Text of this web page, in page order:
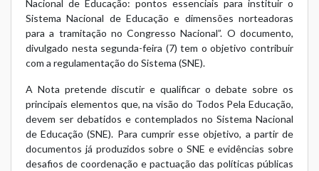
Nacional de Educação: pontos essenciais para instituir o
Sistema Nacional de Educação e dimensões norteadoras
para a tramitação no Congresso Nacional”. O documento,
divulgado nesta segunda-feira (7) tem o objetivo contribuir
com a regulamentação do Sistema (SNE).
A Nota pretende discutir e qualificar o debate sobre os
principais elementos que, na visão do Todos Pela Educação,
devem ser debatidos e contemplados no Sistema Nacional
de Educação (SNE). Para cumprir esse objetivo, a partir de
documentos já produzidos sobre o SNE e evidências sobre
desafios de coordenação e pactuação das políticas públicas